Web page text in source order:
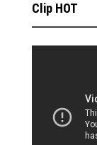
Clip HOT